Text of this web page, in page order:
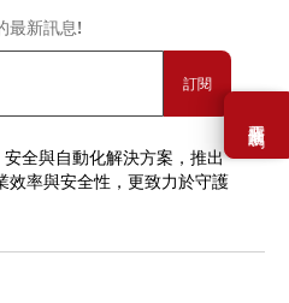
需要幫助嗎？
最新訊息!
訂閱
全與自動化解決方案，推出
效率與安全性，更致力於守護